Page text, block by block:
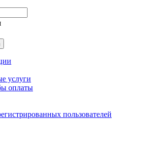
услуги
оплаты
пользователей